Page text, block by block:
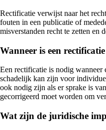
Rectificatie verwijst naar het
fouten in een publicatie of
misverstanden recht te zetten en
Wanneer is een
Een rectificatie is nodig
schadelijk kan zijn voor
ook nodig zijn als er sprake is
gecorrigeerd moet worden om
Wat zijn de juridische